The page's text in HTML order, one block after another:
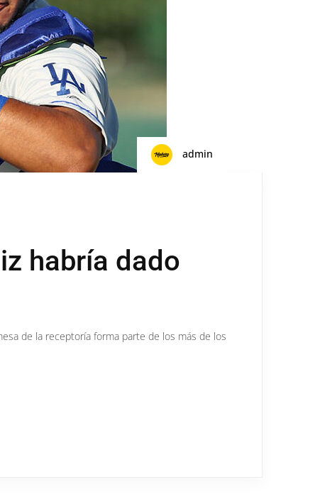
admin
habría dado
de la receptoría forma parte de los más de los